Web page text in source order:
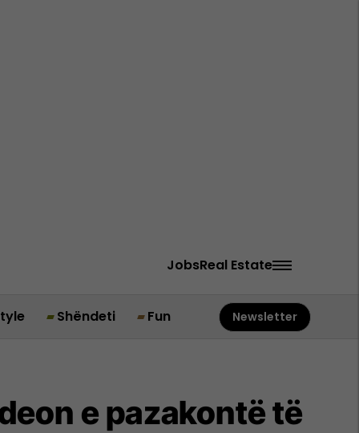
JobsReal Estate
Shëndeti Fun Newsletter
e pazakontë të